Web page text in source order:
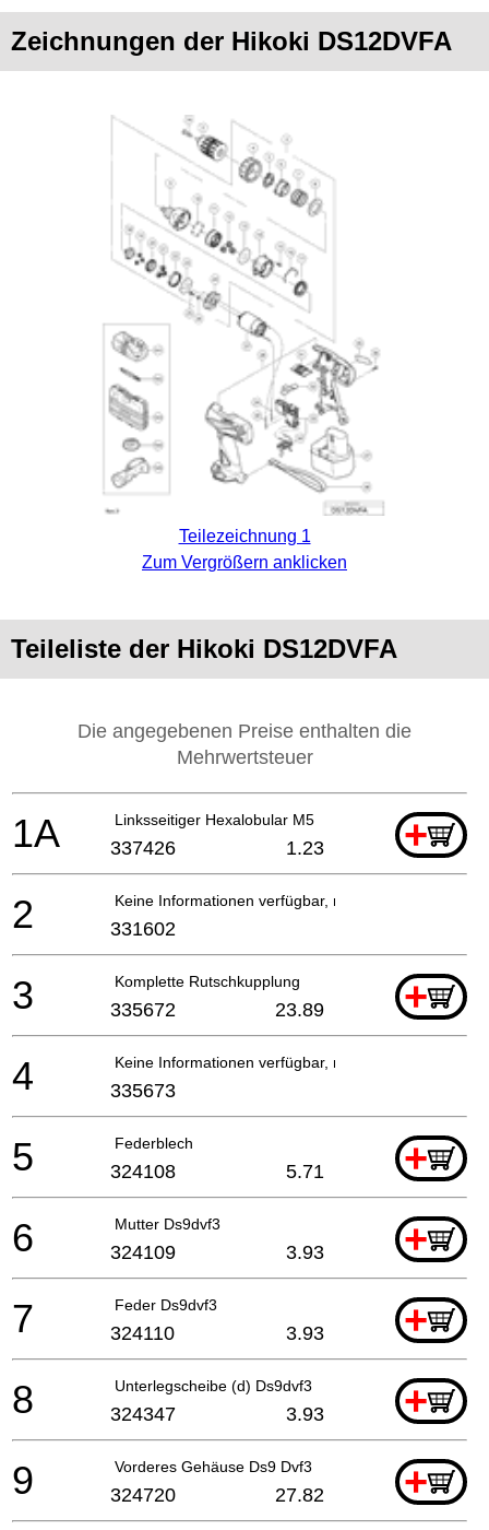
Zeichnungen der Hikoki DS12DVFA
Teilezeichnung 1
Zum Vergrößern anklicken
Teileliste der Hikoki DS12DVFA
Die angegebenen Preise enthalten die
Mehrwertsteuer
Linksseitiger Hexalobular M5 +
1A 337426 1.23
Keine Informationen verfügbar, nicht bestellbar
2 331602
Komplette Rutschkupplung +
3 335672 23.89
Keine Informationen verfügbar, nicht bestellbar
4 335673
Federblech +
5 324108 5.71
Mutter Ds9dvf3 +
6 324109 3.93
Feder Ds9dvf3 +
7 324110 3.93
Unterlegscheibe (d) Ds9dvf3 +
8 324347 3.93
Vorderes Gehäuse Ds9 Dvf3 +
9 324720 27.82